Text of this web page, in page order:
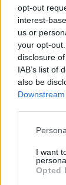
opt-out
interest-
us or
your opt-
disclosure
IAB’s list of
also be
I want
Opted